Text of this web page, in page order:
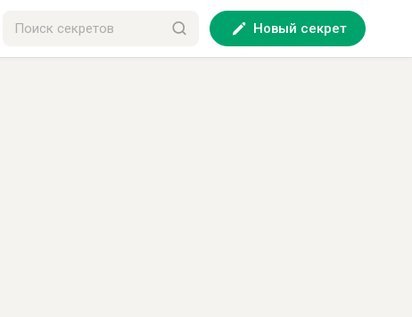
Новый секрет